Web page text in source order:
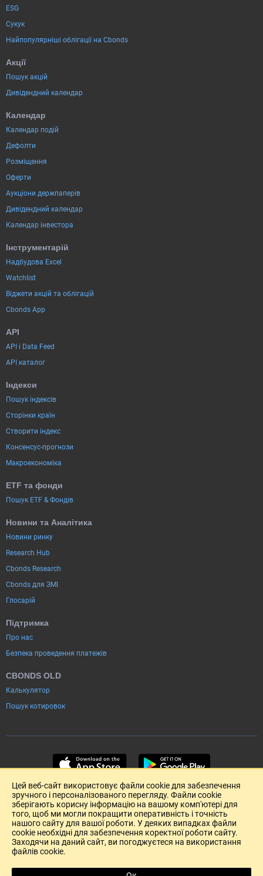
ESG
Сукук
Найпопулярніші облігації на Cbonds
Акції
Пошук акцій
Дивідендний календар
Календар
Календар подій
Дефолти
Розміщення
Оферти
Аукціони держпаперів
Дивідендний календар
Календар інвестора
Інструментарій
Надбудова Excel
Watchlist
Віджети акцій та облігацій
Cbonds App
API
API і Data Feed
API каталог
Індекси
Пошук індексів
Сторінки країн
Створити індекс
Консенсус-прогнози
Макроекономіка
ETF та фонди
Пошук ETF & Фондів
Новини та Аналітика
Новини ринку
Research Hub
Cbonds Research
Cbonds для ЗМІ
Глосарій
Підтримка
Про нас
Безпека проведення платежів
CBONDS OLD
Калькулятор
Пошук котировок
Розміщення реклами
Цей веб-сайт використовує файли cookie для забезпечення
зручного і персоналізованого перегляду. Файли cookie
зберігають корисну інформацію на вашому комп'ютері для
того, щоб ми могли покращити оперативність і точність
нашого сайту для вашої роботи. У деяких випадках файли
cookie необхідні для забезпечення коректної роботи сайту.
Заходячи на даний сайт, ви погоджуєтеся на використання
файлів cookie.